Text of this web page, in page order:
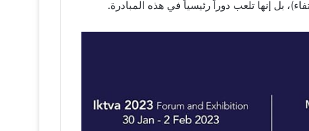
بل إنها تلعب دوراً رئيسياً في هذه المبادرة.